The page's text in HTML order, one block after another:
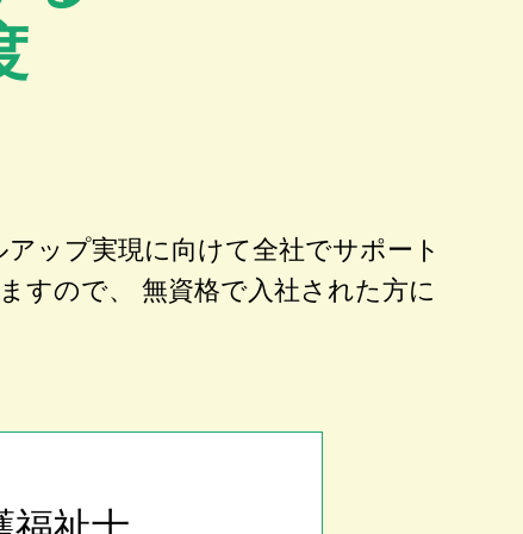
ップ実現に向けて全社でサポート
すので、 無資格で入社された方に